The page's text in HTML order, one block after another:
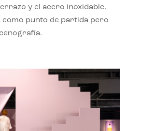
y el acero inoxidable.
como punto de partida pero